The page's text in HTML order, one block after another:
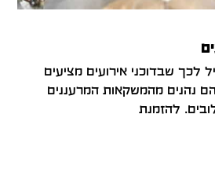
לכך שבדוכני אירועים מציעים
נהנים מהמשקאות המרעננים
להזמנת